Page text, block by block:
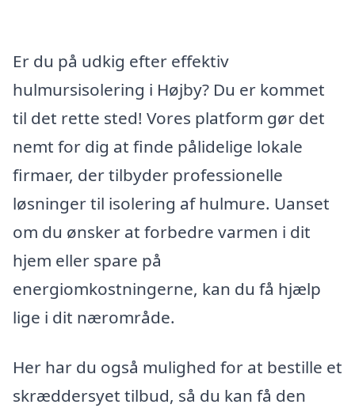
Er du på udkig efter effektiv
hulmursisolering i Højby? Du er kommet
til det rette sted! Vores platform gør det
nemt for dig at finde pålidelige lokale
firmaer, der tilbyder professionelle
løsninger til isolering af hulmure. Uanset
om du ønsker at forbedre varmen i dit
hjem eller spare på
energiomkostningerne, kan du få hjælp
lige i dit nærområde.
Her har du også mulighed for at bestille et
skræddersyet tilbud, så du kan få den